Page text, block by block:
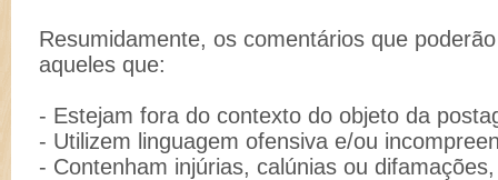
Resumidamente, os comentários que
aqueles que:
- Estejam fora do contexto do objeto da
- Utilizem linguagem ofensiva e/ou
- Contenham injúrias, calúnias ou